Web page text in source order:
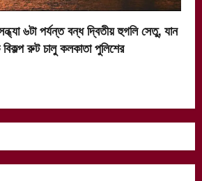
৬টা পর্যন্ত বন্ধ দ্বিতীয় হুগলি সেতু, যান
রুট চালু কলকাতা পুলিশের